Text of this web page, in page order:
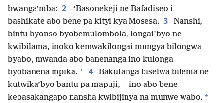
bwanga’mba: 2
“Basonekeji ne Bafadiseo i
bashikate abo bene pa kityi kya Mosesa. 3
Nanshi,
bintu byonso byobemulombola, longai’byo ne
kwibilama, inoko kemwakilongai mungya bilongwa
byabo, mwanda abo banenanga ino kulonga
byobanena mpika. + 4
Bakutanga biselwa bilēma ne
kutwika’byo bantu pa mapuji, + ino abo bene
kebasakangapo nansha kwibijinya na munwe wabo. +